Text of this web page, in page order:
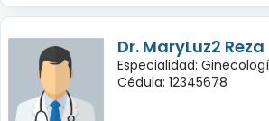
Dr. MaryLuz2 Reza
Especialidad:
Cédula: 12345678